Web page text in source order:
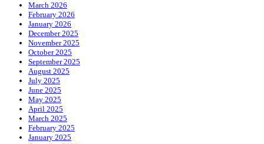
March 2026
February 2026
January 2026
December 2025
November 2025
October 2025
September 2025
August 2025
July 2025
June 2025
May 2025
April 2025
March 2025
February 2025
January 2025